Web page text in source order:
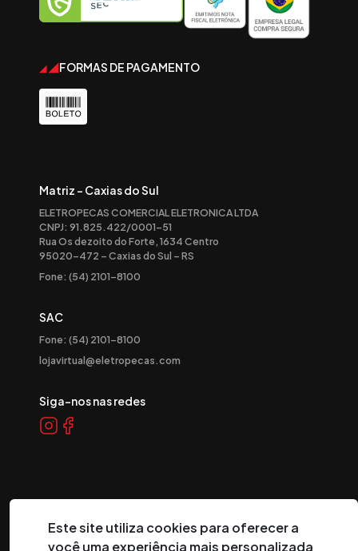
FORMAS DE PAGAMENTO
Matriz - Caxias do Sul
ELETROPECAS COMERCIAL ELETRONICA LTDA
CNPJ: 91.825.422/0001-51
Rua Os dezoito do Forte, 1634 Centro
95020-472 – Caxias do Sul – RS
Fone: (54) 2101-8100
SAC
Fone: (54) 2101-8100
lojavirtual@eletropecas.com
Siga-nos nas redes
Este site utiliza cookies para oferecer a
você uma experiência mais personalizada